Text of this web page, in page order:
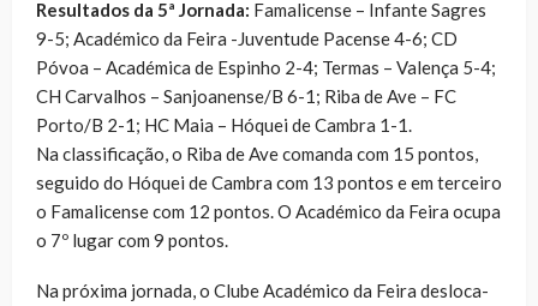
Resultados da 5ª Jornada: Famalicense – Infante Sagres
9-5; Académico da Feira -Juventude Pacense 4-6; CD
Póvoa – Académica de Espinho 2-4; Termas – Valença 5-4;
CH Carvalhos – Sanjoanense/B 6-1; Riba de Ave – FC
Porto/B 2-1; HC Maia – Hóquei de Cambra 1-1.
Na classificação, o Riba de Ave comanda com 15 pontos,
seguido do Hóquei de Cambra com 13 pontos e em terceiro
o Famalicense com 12 pontos. O Académico da Feira ocupa
o 7º lugar com 9 pontos.
Na próxima jornada, o Clube Académico da Feira desloca-